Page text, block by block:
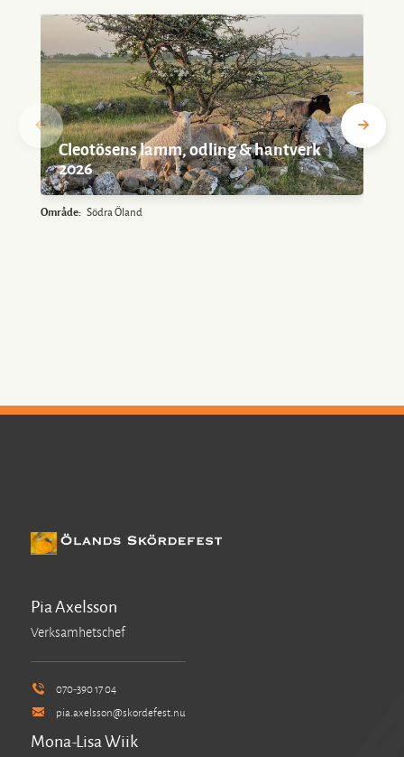
Cleotösens lamm, odling & hantverk
2026
Område: Södra Öland
Pia Axelsson
Verksamhetschef
070-390 17 04
pia.axelsson@skordefest.nu
Mona-Lisa Wiik